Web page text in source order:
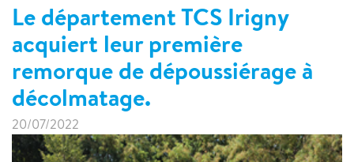
Le département TCS Irigny
acquiert leur première
remorque de dépoussiérage à
décolmatage.
20/07/2022